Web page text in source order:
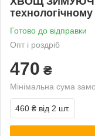
Готово до відправки
Опт і роздріб
470 ₴
Мінімальна сума
460 ₴ від 2 шт.